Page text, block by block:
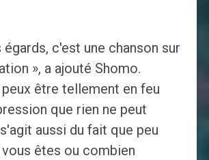
égards, c'est une chanson sur
», a ajouté Shomo.
être tellement en feu
que rien ne peut
aussi du fait que peu
êtes ou combien